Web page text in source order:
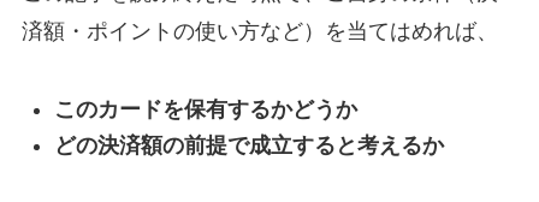
済額・ポイントの使い方など）を当てはめれば、
このカードを保有するかどうか
どの決済額の前提で成立すると考えるか